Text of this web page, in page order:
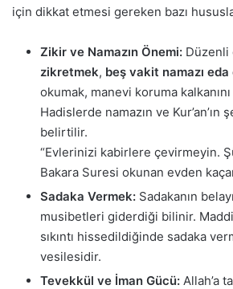
için dikkat etmesi gereken bazı
Zikir ve Namazın Önemi: Düzenli
zikretmek, beş vakit namazı
okumak, manevi koruma
Hadislerde namazın ve Kur’an’ın
belirtilir.
“Evlerinizi kabirlere çevirmeyin.
Bakara Suresi okunan evden
Sadaka Vermek: Sadakanın
musibetleri giderdiği bilinir.
sıkıntı hissedildiğinde sadaka
vesilesidir.
Tevekkül ve İman Gücü: Allah’a